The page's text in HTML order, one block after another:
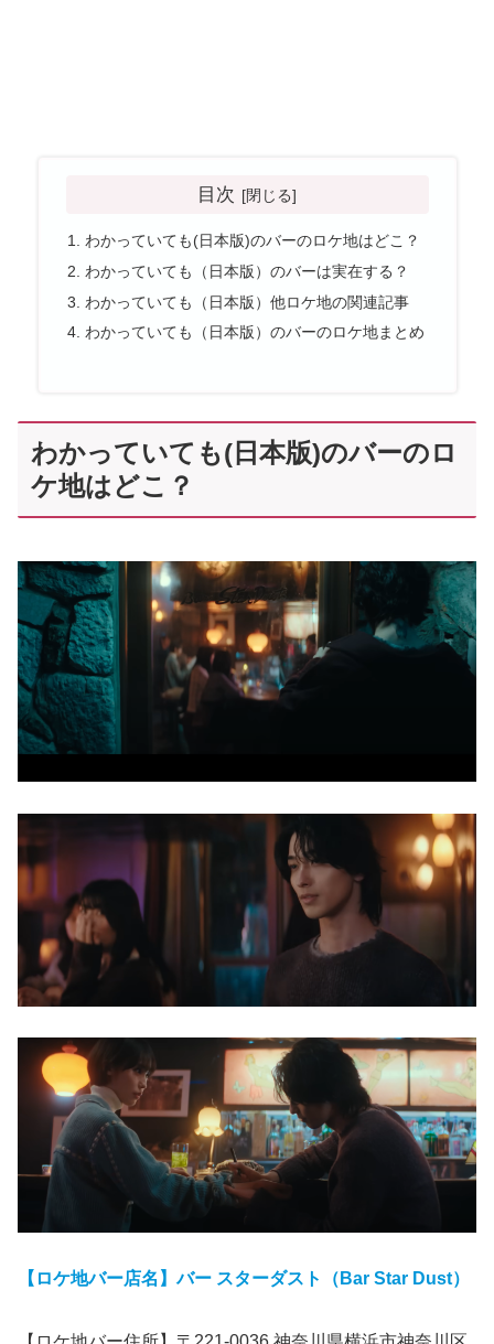
目次
わかっていても(日本版)のバーのロケ地はどこ？
わかっていても（日本版）のバーは実在する？
わかっていても（日本版）他ロケ地の関連記事
わかっていても（日本版）のバーのロケ地まとめ
わかっていても(日本版)のバーのロ
ケ地はどこ？
【ロケ地バー店名】バー スターダスト（Bar Star Dust）